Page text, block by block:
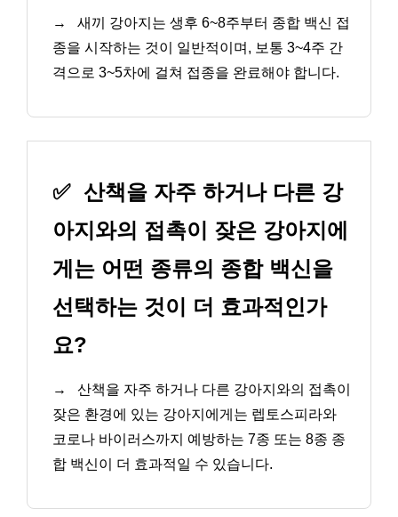
→
새끼 강아지는 생후 6~8주부터 종합 백신 접
종을 시작하는 것이 일반적이며, 보통 3~4주 간
격으로 3~5차에 걸쳐 접종을 완료해야 합니다.
✅ 산책을 자주 하거나 다른 강
아지와의 접촉이 잦은 강아지에
게는 어떤 종류의 종합 백신을
선택하는 것이 더 효과적인가
요?
→
산책을 자주 하거나 다른 강아지와의 접촉이
잦은 환경에 있는 강아지에게는 렙토스피라와
코로나 바이러스까지 예방하는 7종 또는 8종 종
합 백신이 더 효과적일 수 있습니다.